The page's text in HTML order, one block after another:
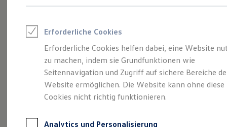
Saisonangebote
Leasing
Leasing-Angebote
Gebrauchtwagen Leasing
Junge Gebrauchtwagen-Leasing
Elektroauto Leasing
Kleinwagen-Leasing
Leasing ohne Anzahlung
Autokredit mit Schlussrate
Eine Spur Extra. Der
neue vollelektrische
ID. Polo
Erforderliche Cookies
Erforderliche Cookies helfen dabei, eine Website
zu machen, indem sie Grundfunktionen wie
Seitennavigation und Zugriff auf sichere Bereiche
Website ermöglichen. Die Website kann ohne diese
Cookies nicht richtig funktionieren.
Analytics und Personalisierung